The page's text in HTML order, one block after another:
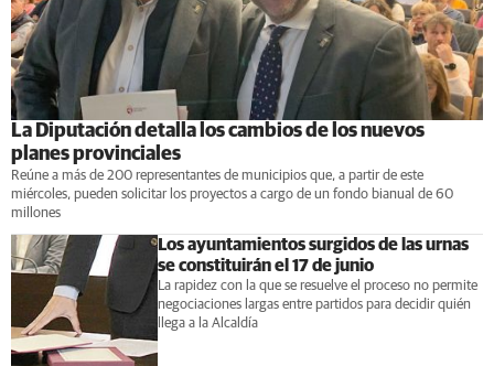
La Diputación detalla los cambios de los nuevos
planes provinciales
Reúne a más de 200 representantes de municipios que, a partir de este
miércoles, pueden solicitar los proyectos a cargo de un fondo bianual de 60
millones
Los ayuntamientos surgidos de las urnas
se constituirán el 17 de junio
La rapidez con la que se resuelve el proceso no permite
negociaciones largas entre partidos para decidir quién
llega a la Alcaldía